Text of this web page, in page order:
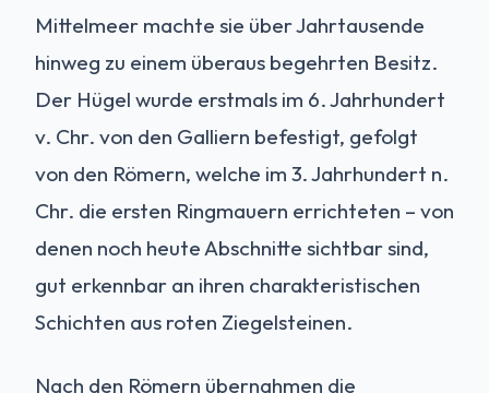
Mittelmeer machte sie über Jahrtausende
hinweg zu einem überaus begehrten Besitz.
Der Hügel wurde erstmals im 6. Jahrhundert
v. Chr. von den Galliern befestigt, gefolgt
von den Römern, welche im 3. Jahrhundert n.
Chr. die ersten Ringmauern errichteten – von
denen noch heute Abschnitte sichtbar sind,
gut erkennbar an ihren charakteristischen
Schichten aus roten Ziegelsteinen.
Nach den Römern übernahmen die